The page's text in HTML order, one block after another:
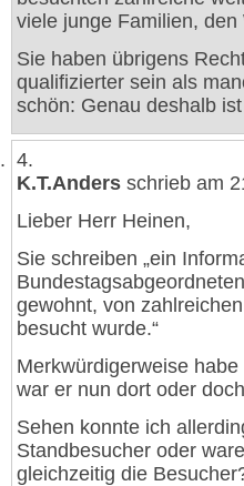
viele junge Familien, den
Sie haben übrigens
qualifizierter sein als
schön: Genau deshalb
4.
K.T.Anders schrieb am
Lieber Herr Heinen,
Sie schreiben „ein
gewohnt, von
besucht wurde.“
Merkwürdigerweise
war er nun dort oder
Sehen konnte ich
Standbesucher oder
gleichzeitig die